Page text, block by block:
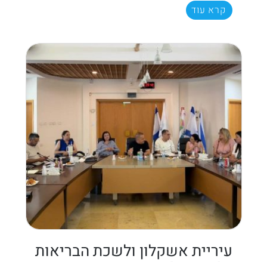
קרא עוד
עיריית אשקלון ולשכת הבריאות